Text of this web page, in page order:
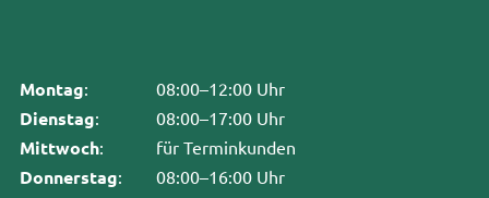
Montag: 08:00–12:00 Uhr
Dienstag: 08:00–17:00 Uhr
Mittwoch: für Terminkunden
Donnerstag: 08:00–16:00 Uhr